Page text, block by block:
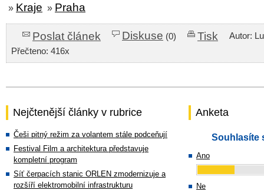
» Kraje » Praha
Poslat článek Diskuse (0) Tisk
Autor:
Přečteno: 416x
Nejčtenější články v rubrice
Češi pitný režim za volantem stále podceňují
Festival Film a architektura představuje
kompletní program
Síť čerpacích stanic ORLEN zmodernizuje a
rozšíří elektromobilní infrastrukturu
Anketa
Souhlasíte
Ano
Ne